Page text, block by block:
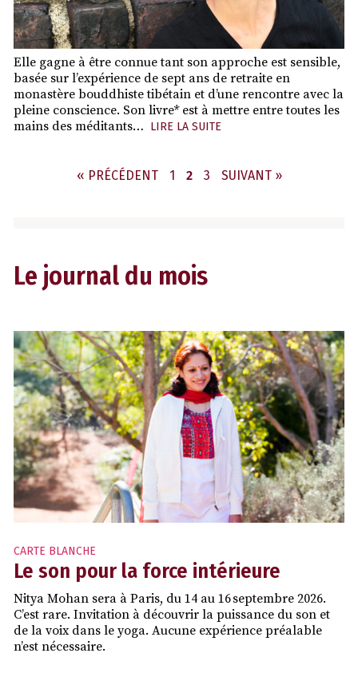
Elle gagne à être connue tant son approche est sensible,
basée sur l’expérience de sept ans de retraite en
monastère bouddhiste tibétain et d’une rencontre avec la
pleine conscience. Son livre* est à mettre entre toutes les
mains des méditants… LIRE LA SUITE
« PRÉCÉDENT PAGE
1 PAGE
2 PAGE
3 SUIVANT »
Le journal du mois
CARTE BLANCHE
Le son pour la force intérieure
Nitya Mohan sera à Paris, du 14 au 16 septembre 2026.
C’est rare. Invitation à découvrir la puissance du son et
de la voix dans le yoga. Aucune expérience préalable
n’est nécessaire.